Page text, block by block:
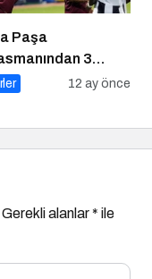
Paşa
3
Ayrıldı
12 ay önce
Gerekli alanlar* ile